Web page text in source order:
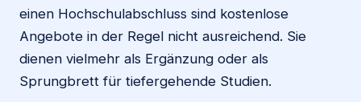
einen Hochschulabschluss sind kostenlose
Angebote in der Regel nicht ausreichend. Sie
dienen vielmehr als Ergänzung oder als
Sprungbrett für tiefergehende Studien.